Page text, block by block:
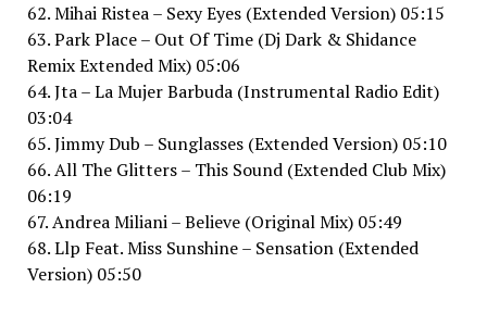
62. Mihai Ristea – Sexy Eyes (Extended Version) 05:15
63. Park Place – Out Of Time (Dj Dark & Shidance
Remix Extended Mix) 05:06
64. Jta – La Mujer Barbuda (Instrumental Radio Edit)
03:04
65. Jimmy Dub – Sunglasses (Extended Version) 05:10
66. All The Glitters – This Sound (Extended Club Mix)
06:19
67. Andrea Miliani – Believe (Original Mix) 05:49
68. Llp Feat. Miss Sunshine – Sensation (Extended
Version) 05:50